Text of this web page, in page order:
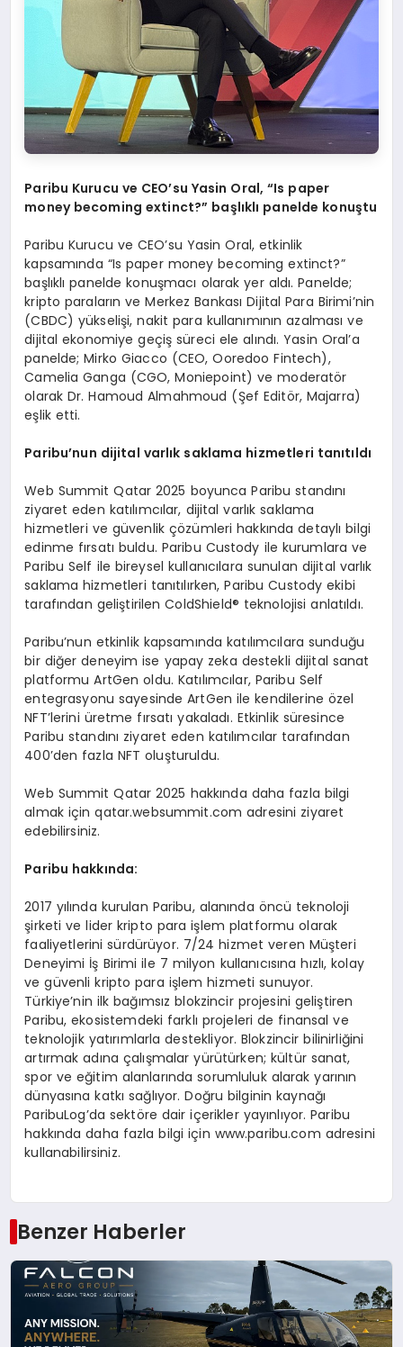
Paribu Kurucu ve CEO’su Yasin Oral,“Is paper
money becoming extinct?” başlıklı panelde konuştu
Paribu Kurucu ve CEO’su Yasin Oral, etkinlik
kapsamında “Is paper money becoming extinct?”
başlıklı panelde konuşmacı olarak yer aldı. Panelde;
kripto paraların ve Merkez Bankası Dijital Para Birimi’nin
(CBDC) yükselişi, nakit para kullanımının azalması ve
dijital ekonomiye geçiş süreci ele alındı. Yasin Oral’a
panelde; Mirko Giacco (CEO, Ooredoo Fintech),
Camelia Ganga (CGO, Moniepoint) ve moderatör
olarak Dr. Hamoud Almahmoud (Şef Editör, Majarra)
eşlik etti.
Paribu’nun dijital varlık saklama hizmetleri tanıtıldı
Web Summit Qatar 2025 boyunca Paribu standını
ziyaret eden katılımcılar, dijital varlık saklama
hizmetleri ve güvenlik çözümleri hakkında detaylı bilgi
edinme fırsatı buldu. Paribu Custody ile kurumlara ve
Paribu Self ile bireysel kullanıcılara sunulan dijital varlık
saklama hizmetleri tanıtılırken, Paribu Custody ekibi
tarafından geliştirilen ColdShield® teknolojisi anlatıldı.
Paribu’nun etkinlik kapsamında katılımcılara sunduğu
bir diğer deneyim ise yapay zeka destekli dijital sanat
platformu ArtGen oldu. Katılımcılar, Paribu Self
entegrasyonu sayesinde ArtGen ile kendilerine özel
NFT’lerini üretme fırsatı yakaladı. Etkinlik süresince
Paribu standını ziyaret eden katılımcılar tarafından
400’den fazla NFT oluşturuldu.
Web Summit Qatar 2025 hakkında daha fazla bilgi
almak için qatar.websummit.com adresini ziyaret
edebilirsiniz.
Paribu hakkında:
2017 yılında kurulan Paribu, alanında öncü teknoloji
şirketi ve lider kripto para işlem platformu olarak
faaliyetlerini sürdürüyor. 7/24 hizmet veren Müşteri
Deneyimi İş Birimi ile 7 milyon kullanıcısına hızlı, kolay
ve güvenli kripto para işlem hizmeti sunuyor.
Türkiye’nin ilk bağımsız blokzincir projesini geliştiren
Paribu, ekosistemdeki farklı projeleri de finansal ve
teknolojik yatırımlarla destekliyor. Blokzincir bilinirliğini
artırmak adına çalışmalar yürütürken; kültür sanat,
spor ve eğitim alanlarında sorumluluk alarak yarının
dünyasına katkı sağlıyor. Doğru bilginin kaynağı
ParibuLog’da sektöre dair içerikler yayınlıyor. Paribu
hakkında daha fazla bilgi için www.paribu.com adresini
kullanabilirsiniz.
Benzer Haberler